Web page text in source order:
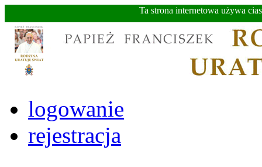
Ta strona internetowa używa
logowanie
rejestracja